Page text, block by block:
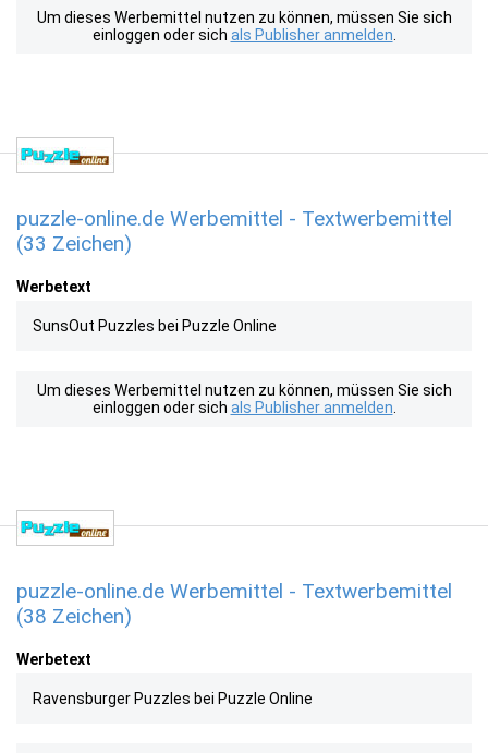
Um dieses Werbemittel nutzen zu können, müssen Sie sich
einloggen oder sich als Publisher anmelden
puzzle-online.de Werbemittel - Textwerbemittel
(33 Zeichen)
Werbetext
SunsOut Puzzles bei Puzzle Online
Um dieses Werbemittel nutzen zu können, müssen Sie sich
einloggen oder sich als Publisher anmelden
puzzle-online.de Werbemittel - Textwerbemittel
(38 Zeichen)
Werbetext
Ravensburger Puzzles bei Puzzle Online